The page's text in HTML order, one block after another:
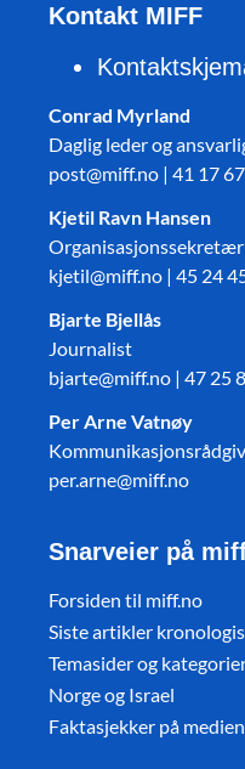
Kontakt MIFF
Conrad Myrland
Daglig leder og
post@miff.no | 41 17
Kjetil Ravn Hansen
Organisasjonssekretær
kjetil@miff.no | 45 24
Bjarte Bjellås
Journalist
bjarte@miff.no | 47 25
Per Arne Vatnøy
per.arne@miff.no
Snarveier på
Forsiden til miff.no
Siste artikler
Temasider og
Norge og Israel
Faktasjekker på